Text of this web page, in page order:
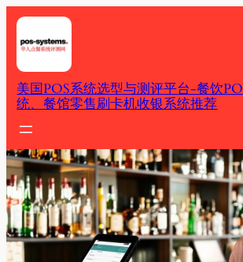
Skip
content
美国POS系统选型与测评平台-餐饮
统、餐馆零售刷卡机收银系统推荐